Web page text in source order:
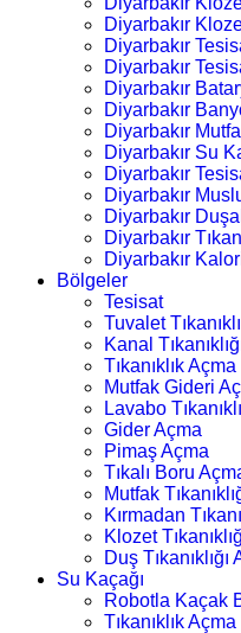
Diyarbakır
Diyarbakır
Diyarbakır
Diyarbakır
Diyarbakır
Diyarbakır
Diyarbakır Su
Diyarbakır
Diyarbakır
Diyarbakır
Diyarbakır
Diyarbakır
Bölgeler
Tesisat
Tuvalet
Kanal
Tıkanıklık Açma
Mutfak Gideri
Lavabo
Gider Açma
Pimaş Açma
Tıkalı Boru
Mutfak
Kırmadan
Klozet
Duş Tıkanıklığı
Su Kaçağı
Robotla Kaçak
Tıkanıklık Açma